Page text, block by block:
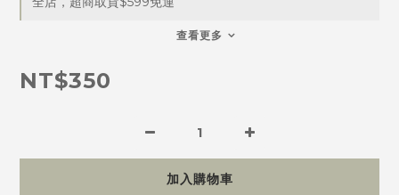
查看更多
NT$350
加入購物車